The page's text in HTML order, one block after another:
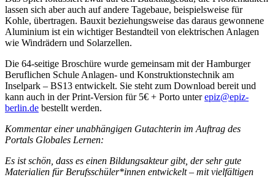
lassen sich aber auch auf andere Tagebaue, beispielsweise für
Kohle, übertragen. Bauxit beziehungsweise das daraus gewonnene
Aluminium ist ein wichtiger Bestandteil von elektrischen Anlagen
wie Windrädern und Solarzellen.
Die 64-seitige Broschüre wurde gemeinsam mit der Hamburger
Beruflichen Schule Anlagen- und Konstruktionstechnik am
Inselpark – BS13 entwickelt. Sie steht zum Download bereit und
kann auch in der Print-Version für 5€ + Porto unterepiz@epiz-
berlin.de bestellt werden.
Kommentar einer unabhängigen Gutachterin im Auftrag des
Portals Globales Lernen:
Es ist schön, dass es einen Bildungsakteur gibt, der sehr gute
Materialien für Berufsschüler*innen entwickelt – mit vielfältigen